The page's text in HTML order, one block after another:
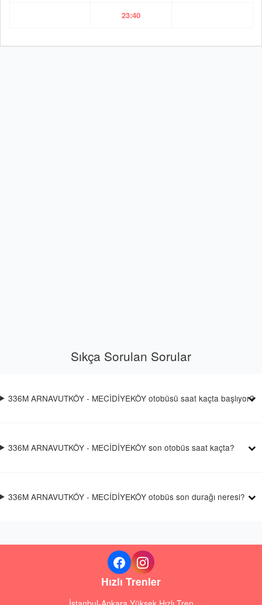
23:40
Sıkça Sorulan Sorular
336M ARNAVUTKÖY - MECİDİYEKÖY otobüsü saat kaçta başlıyor?
336M ARNAVUTKÖY - MECİDİYEKÖY son otobüs saat kaçta?
336M ARNAVUTKÖY - MECİDİYEKÖY otobüs son durağı neresi?
Hızlı Trenler